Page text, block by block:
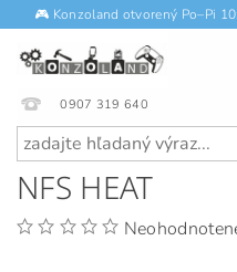
🎮 Konzoland otvorený Po–Pi
0907 319 640
NFS HEAT